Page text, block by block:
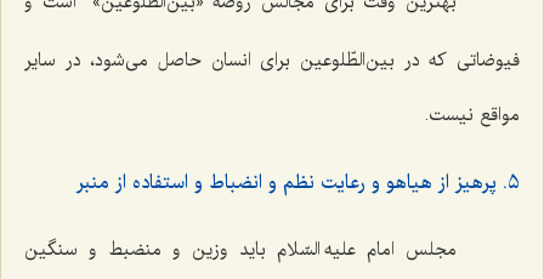
فیوضاتی که در بین‌الطّلوعین برای انسان حاصل می‌شود، در سایر
مواقع نیست.
٥. پرهیز از هیاهو و رعایت نظم و انضباط و استفاده از منبر
مجلس امام علیه السّلام باید وزین و منضبط و سنگین